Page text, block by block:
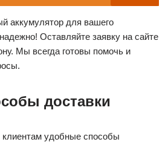
аккумулятор для вашего
Оставляйте заявку на сайте
Мы всегда готовы помочь и
доставки
удобные способы